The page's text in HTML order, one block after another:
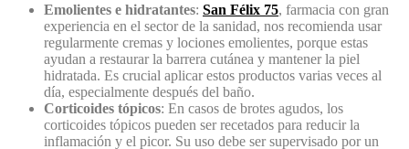
Emolientes e hidratantes: San Félix 75, farmacia con gran
experiencia en el sector de la sanidad, nos recomienda usar
regularmente cremas y lociones emolientes, porque estas
ayudan a restaurar la barrera cutánea y mantener la piel
hidratada. Es crucial aplicar estos productos varias veces al
día, especialmente después del baño.
Corticoides tópicos: En casos de brotes agudos, los
corticoides tópicos pueden ser recetados para reducir la
inflamación y el picor. Su uso debe ser supervisado por un